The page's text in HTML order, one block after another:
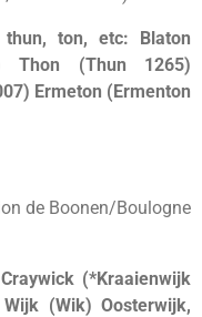
ton, etc: Blaton
Thon (Thun 1265)
Ermeton (Ermenton
de Boonen/Boulogne
(*Kraaienwijk
(Wik) Oosterwijk,